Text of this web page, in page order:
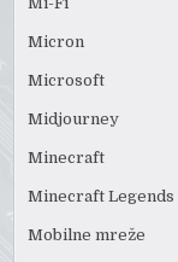
Micron
Microsoft
Midjourney
Minecraft
Minecraft Legends
Mobilne mreže